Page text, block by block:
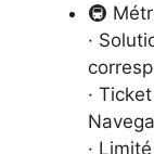
🚇
·
·
·